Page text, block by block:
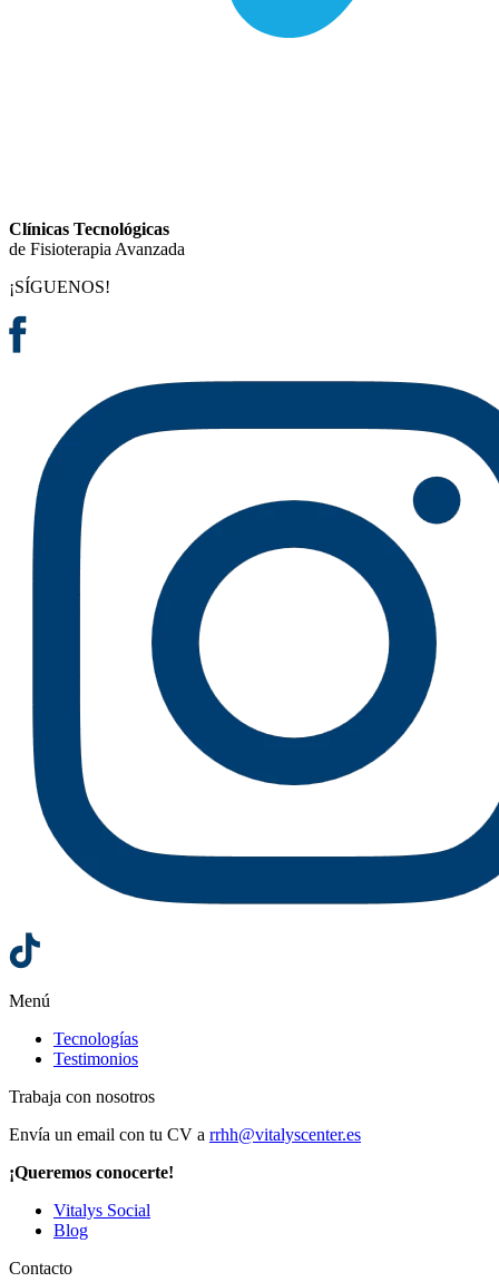
Clínicas Tecnológicas
de Fisioterapia Avanzada
¡SÍGUENOS!
Menú
Tecnologías
Testimonios
Trabaja con nosotros
Envía un email con tu CV a rrhh@vitalyscenter.es
¡Queremos conocerte!
Vitalys Social
Blog
Contacto